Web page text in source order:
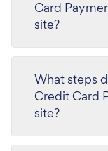
Card
site?
What steps
Credit Card
site?